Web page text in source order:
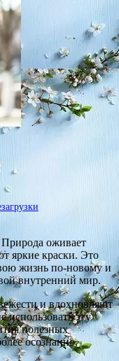
оживает
яркие краски. Это
жизнь по-новому и
внутренний мир.
и вдохновляют
эту
полезных
осознанно,